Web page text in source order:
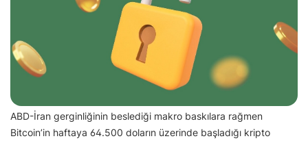
ABD-İran gerginliğinin beslediği makro baskılara rağmen
Bitcoin’in haftaya 64.500 doların üzerinde başladığı kripto